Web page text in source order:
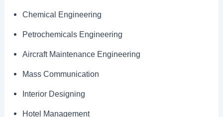
Chemical Engineering
Petrochemicals Engineering
Aircraft Maintenance Engineering
Mass Communication
Interior Designing
Hotel Management